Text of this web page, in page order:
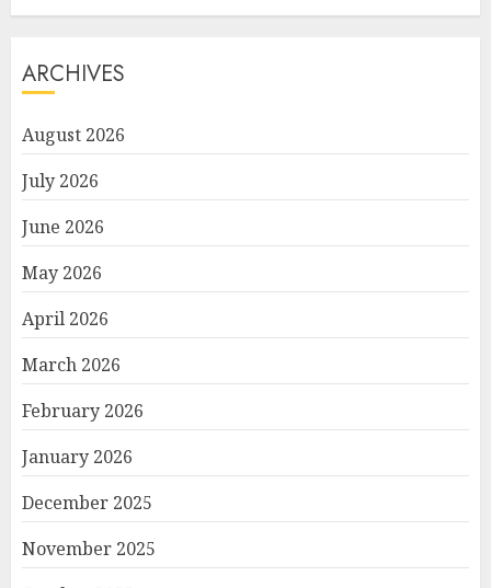
ARCHIVES
August 2026
July 2026
June 2026
May 2026
April 2026
March 2026
February 2026
January 2026
December 2025
November 2025